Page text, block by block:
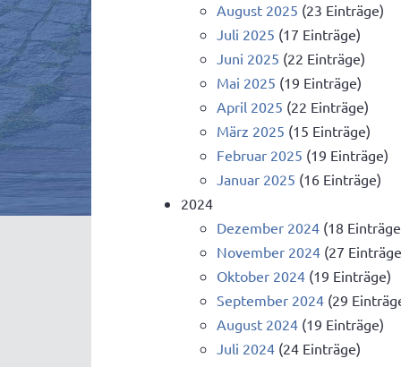
August 2025 (23 Einträge)
Juli 2025 (17 Einträge)
Juni 2025 (22 Einträge)
Mai 2025 (19 Einträge)
April 2025 (22 Einträge)
März 2025 (15 Einträge)
Februar 2025 (19 Einträge)
Januar 2025 (16 Einträge)
2024
Dezember 2024 (18
November 2024 (27
Oktober 2024 (19 Einträge)
September 2024 (29
August 2024 (19 Einträge)
Juli 2024 (24 Einträge)